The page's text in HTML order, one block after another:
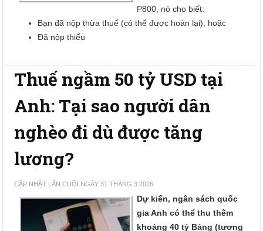
P800, nó cho biết:
Bạn đã nộp thừa thuế (có thể được hoàn lại), hoặc
Đã nộp thiếu
Thuế ngầm 50 tỷ USD tại
Anh: Tại sao người dân
nghèo đi dù được tăng
lương?
CẬP NHẬT LẦN CUỐI NGÀY 31 THÁNG 3 2026
Dự kiến, ngân sách quốc
gia Anh có thể thu thêm
khoảng 40 tỷ Bảng (tương